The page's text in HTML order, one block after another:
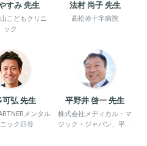
すみ 先生
こどもクリニ
ック
法村 尚子 先生
高松赤十字病院
可弘 先生
メンタル
ック四谷
平野井 啓一 先生
株式会社メディカル・マ
ジック・ジャパン、平野